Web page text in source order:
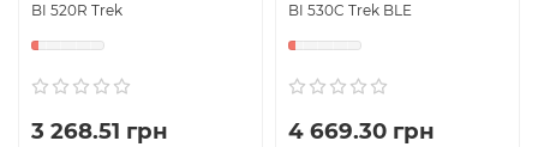
BI 520R Trek
3 268.51 грн
BI 530C Trek BLE
4 669.30 грн